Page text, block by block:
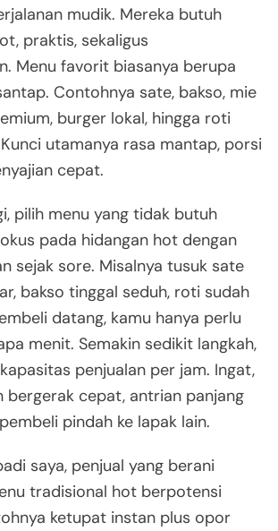
mudik. Mereka butuh
praktis, sekaligus
Menu favorit biasanya berupa
Contohnya sate, bakso, mie
burger lokal, hingga roti
utamanya rasa mantap, porsi
cepat.
pilih menu yang tidak butuh
pada hidangan hot dengan
sejak sore. Misalnya tusuk sate
bakso tinggal seduh, roti sudah
datang, kamu hanya perlu
menit. Semakin sedikit langkah,
penjualan per jam. Ingat,
bergerak cepat, antrian panjang
pindah ke lapak lain.
saya, penjual yang berani
tradisional hot berpotensi
ketupat instan plus opor